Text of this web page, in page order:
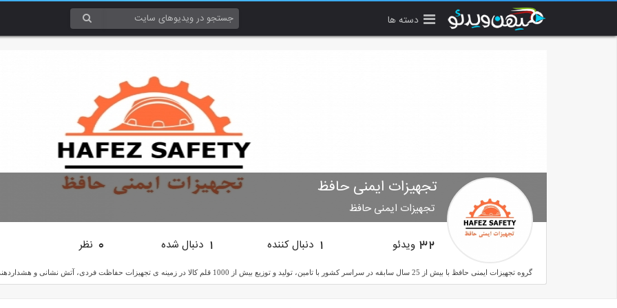
دسته ها
تجهیزات ایمنی حافظ
تجهیزات ایمنی حافظ
32 ویدئو 1 دنبال کننده 1 دنبال شده 0 نظر